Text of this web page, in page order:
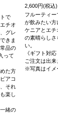
で
チオ
グレ
きま
品の
って
た方
アコ
それ
楽し
緒の
2,600円(税込)
フルーティ
が飲みたい方
ケニアとエチ
の素晴らしさ
い。
《ギフト対
ご注文は出来
※写真はイメ